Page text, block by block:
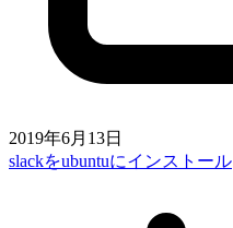
2019年6月13日
slackをubuntuにインストール